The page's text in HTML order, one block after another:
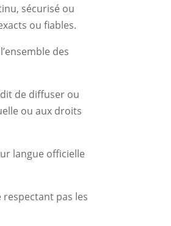
sécurisé ou
ou fiables.
des
de diffuser ou
ou aux droits
langue officielle
pas les